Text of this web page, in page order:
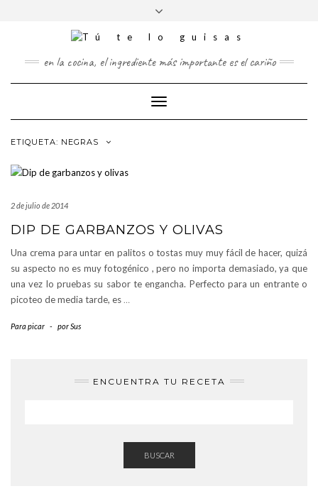
TWITTERPINTEREST
cabecera
en la cocina, el ingrediente más importante es el cariño
Cambiar
modo
ETIQUETA: NEGRAS
2 de julio de 2014
DIP DE GARBANZOS Y OLIVAS
Una crema para untar en palitos o tostas muy muy fácil de hacer, quizá
su aspecto no es muy fotogénico , pero no importa demasiado, ya que
una vez lo pruebas su sabor te engancha. Perfecto para un entrante o
picoteo de media tarde, es …
Para picar - porSus
ENCUENTRA TU RECETA
BUSCAR